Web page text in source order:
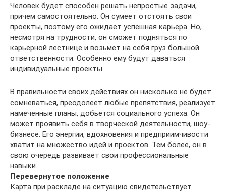
Человек будет способен решать непростые задачи,
причем самостоятельно. Он сумеет отстоять свои
проекты, поэтому его ожидает успешная карьера. Но,
несмотря на трудности, он сможет подняться по
карьерной лестнице и возьмет на себя груз большой
ответственности. Особенно ему будут даваться
индивидуальные проекты.
В правильности своих действиях он нисколько не будет
сомневаться, преодолеет любые препятствия, реализует
намеченные планы, добьется социального успеха. Он
может проявить себя в творческой деятельности, шоу-
бизнесе. Его энергии, вдохновения и предприимчивости
хватит на множество идей и проектов. Тем более, он в
свою очередь развивает свои профессиональные
навыки.
Перевернутое положение
Карта при раскладе на ситуацию свидетельствует